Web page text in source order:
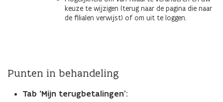
keuze te wijzigen (terug naar de pagina die naar
de filialen verwijst) of om uit te loggen.
Punten in behandeling
Tab ‘Mijn terugbetalingen’: